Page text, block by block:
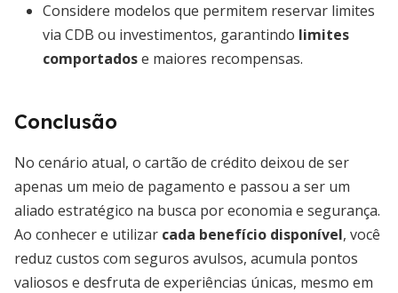
Considere modelos que permitem reservar limites
via CDB ou investimentos, garantindo limites
comportadose maiores recompensas.
Conclusão
No cenário atual, o cartão de crédito deixou de ser
apenas um meio de pagamento e passou a ser um
aliado estratégico na busca por economia e segurança.
Ao conhecer e utilizar cada benefício disponível, você
reduz custos com seguros avulsos, acumula pontos
valiosos e desfruta de experiências únicas, mesmo em